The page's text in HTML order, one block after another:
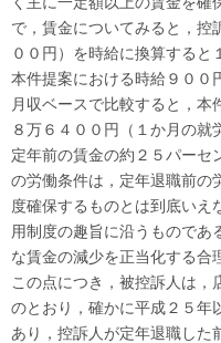
で，賃金についてみると，控
００円）を時給に換算すると
本件提案における時給９００
月収ベースで比較すると，
８万６４００円（１か月の就
定年前の賃金の約２５パーセ
の労働条件は，定年退職前の
度確保するものとは到底いえ
用制度の趣旨に沿うもので
な賃金の減少を正当化する合
この点につき，被控訴人は
のとおり，確かに平成２５年
あり，控訴人が定年退職した